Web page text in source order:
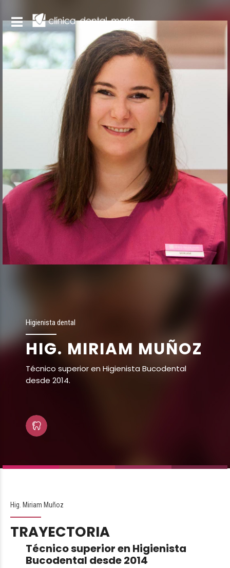
Higienista dental
HIG. MIRIAM MUÑOZ
Técnico superior en Higienista Bucodental
desde 2014.
Hig. Miriam Muñoz
TRAYECTORIA
Técnico superior en Higienista
Bucodental desde 2014